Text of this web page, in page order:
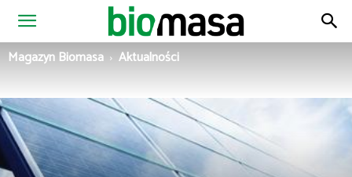
Magazyn
Magazyn Biomasa Aktualności